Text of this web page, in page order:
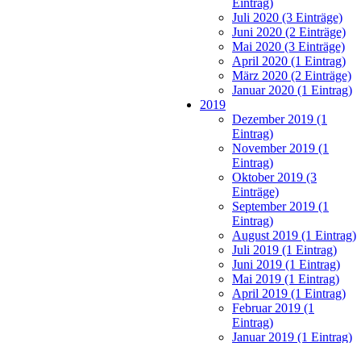
Eintrag)
Juli 2020 (3 Einträge)
Juni 2020 (2 Einträge)
Mai 2020 (3 Einträge)
April 2020 (1 Eintrag)
März 2020 (2 Einträge)
Januar 2020 (1 Eintrag)
2019
Dezember 2019 (1
Eintrag)
November 2019 (1
Eintrag)
Oktober 2019 (3
Einträge)
September 2019 (1
Eintrag)
August 2019 (1 Eintrag)
Juli 2019 (1 Eintrag)
Juni 2019 (1 Eintrag)
Mai 2019 (1 Eintrag)
April 2019 (1 Eintrag)
Februar 2019 (1
Eintrag)
Januar 2019 (1 Eintrag)